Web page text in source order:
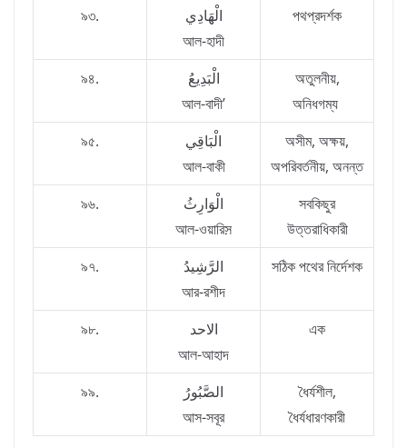
৯৩.
الْهَادِي
আল-হাদী
পথপ্রদর্শক
৯৪.
الْبَدِيعُ
আল-বাদী’
অতুলনীয়,
অনিধগম্য
৯৫.
الْبَاقِي
আল-বাকী
অসীম, অক্ষয়,
অপরিবর্তনীয়, অনন্ত
৯৬.
الْوَارِثُ
আল-ওয়ারিস়
সবকিছুর
উত্তরাধিকারী
৯৭.
الرَّشِيدُ
আর-রশীদ
সঠিক পথের নির্দেশক
৯৮.
الاحد
আল-আহাদ
এক
৯৯.
الصَّبُورُ
আস-সবূর
ধৈর্যশীল,
ধৈর্যধারণকারী